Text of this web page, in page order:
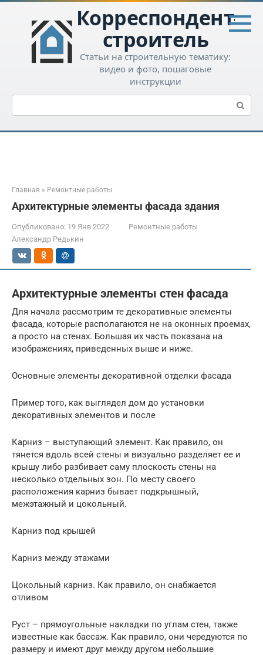
Перейти
контенту
Корреспондент-
строитель
Статьи на строительную тематику:
видео и фото, пошаговые
инструкции
Поиск:
Главная » Ремонтные работы
Архитектурные элементы фасада здания
Опубликовано: 19 Янв 2022
Ремонтные работы
Александр Редькин
Архитектурные элементы стен фасада
Для начала рассмотрим те декоративные элементы
фасада, которые располагаются не на оконных проемах,
а просто на стенах. Большая их часть показана на
изображениях, приведенных выше и ниже.
Основные элементы декоративной отделки фасада
Пример того, как выглядел дом до установки
декоративных элементов и после
Карниз – выступающий элемент. Как правило, он
тянется вдоль всей стены и визуально разделяет ее и
крышу либо разбивает саму плоскость стены на
несколько отдельных зон. По месту своего
расположения карниз бывает подкрышный,
межэтажный и цокольный.
Карниз под крышей
Карниз между этажами
Цокольный карниз. Как правило, он снабжается
отливом
Руст – прямоугольные накладки по углам стен, также
известные как бассаж. Как правило, они чередуются по
размеру и имеют друг между другом небольшие